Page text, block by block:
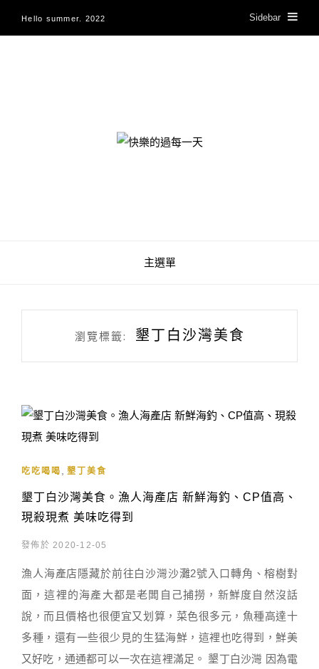
Hello summer. 2022 Sidebar
快樂的過每一天
主選單
瀏覽標籤: 墾丁白沙灣美食
吃吃喝喝 墾丁美食
墾丁白沙灣美食。漁人海產店 新鮮海釣、CP值高、
現殺現煮 美味吃得到
發佈於 2020-12-05
漁人海產店隱藏於前往白沙灣沙灘2號入口轉角、榕樹對
面，這裡的海產大都是老闆自己捕撈，新鮮度自然沒話
說，而且價格也很便宜又划算，菜色很多元，魚種高達十
多種，還有一些很少見的生猛海鮮，這裡也吃得到，鮮美
又好吃，通通都可以一次在這裡滿足。 墾丁白沙灣 因為電